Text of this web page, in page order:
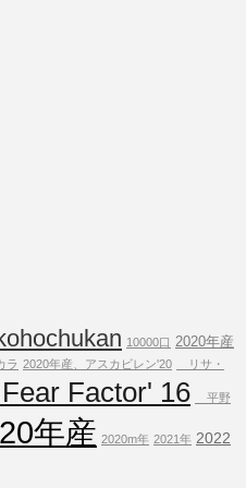
10000口 2020年産
ラ 2020年産、アスカビレン'20 リサ・
Factor' 16 平野
年産 2020m年 2021年 2022